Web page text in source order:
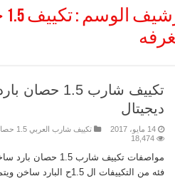
الوسم :
تكييف شارب 1.5
ديجيتال
14 مايو، 2017 تكييف شارب العربي 1.5 حصان بارد ساخن
18,474
مواصفات تكييف شارب
فئه من التكييفات ال 1.5ح